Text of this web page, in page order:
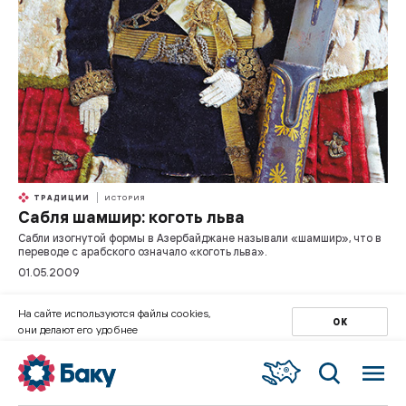
ТРАДИЦИИ ИСТОРИЯ
Сабля шамшир: коготь льва
Сабли изогнутой формы в Азербайджане называли «шамшир», что в
переводе с арабского означало «коготь льва».
01.05.2009
На сайте используются файлы cookies,
они делают его удобнее
ОК